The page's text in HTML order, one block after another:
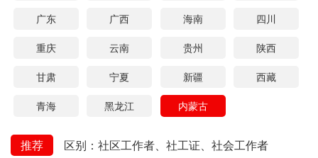
广东 广西 海南 四川
重庆 云南 贵州 陕西
甘肃 宁夏 新疆 西藏
青海 黑龙江 内蒙古
推荐
区别：社区工作者、社工证、社会工作者